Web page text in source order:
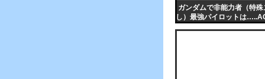
ガンダムで非能力者（特
し）最強パイロットは
いいの？